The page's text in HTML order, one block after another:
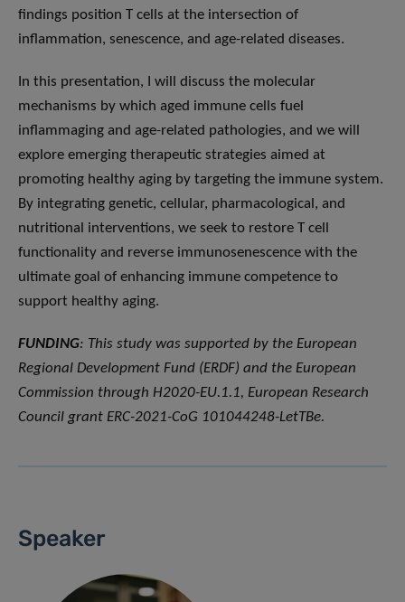
findings position T cells at the intersection of
inflammation, senescence, and age-related diseases.
In this presentation, I will discuss the molecular
mechanisms by which aged immune cells fuel
inflammaging and age-related pathologies, and we will
explore emerging therapeutic strategies aimed at
promoting healthy aging by targeting the immune system.
By integrating genetic, cellular, pharmacological, and
nutritional interventions, we seek to restore T cell
functionality and reverse immunosenescence with the
ultimate goal of enhancing immune competence to
support healthy aging.
FUNDING: This study was supported by the European
Regional Development Fund (ERDF) and the European
Commission through H2020-EU.1.1, European Research
Council grant ERC-2021-CoG 101044248-LetTBe.
Speaker